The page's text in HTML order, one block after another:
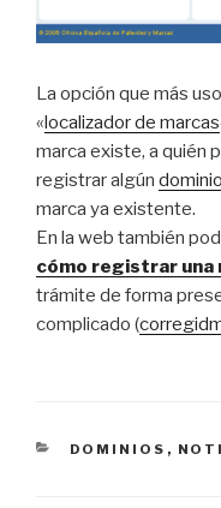
La opción que más
«localizador de marcas
marca existe, a quién
registrar algún dominio
marca ya existente.
En la web también
cómo registrar una
trámite de forma
complicado (
CATEGORÍAS
DOMINIOS ,